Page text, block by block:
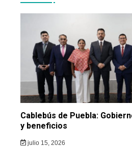
Cablebús de Puebla:
y beneficios
julio 15, 2026